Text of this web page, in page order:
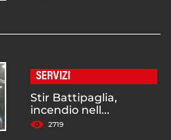
SERVIZI
Stir Battipaglia,
incendio nell...
2719